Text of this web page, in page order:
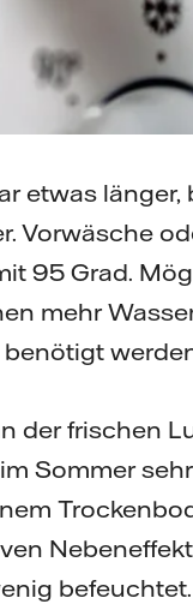
etwas
Vorwäsche
95 Grad.
mehr
der frischen
Sommer